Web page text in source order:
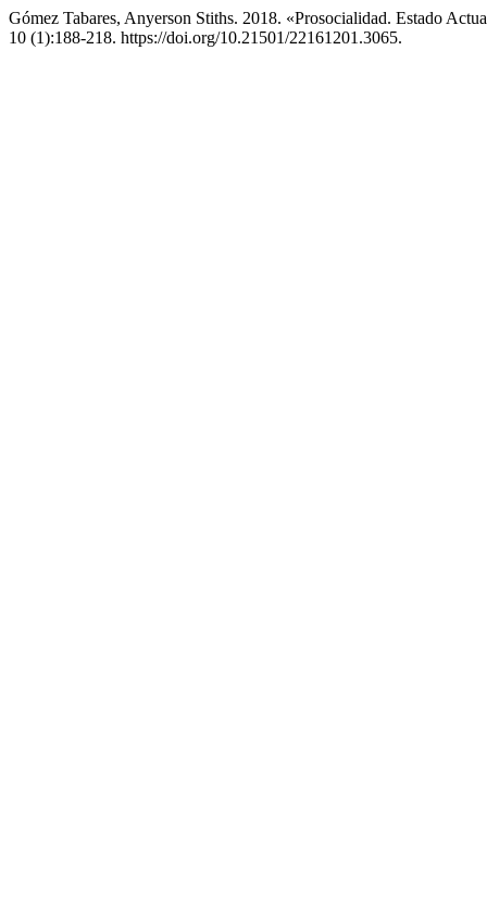
Gómez Tabares, Anyerson Stiths. 2018. «Prosocialidad. Estado
10 (1):188-218. https://doi.org/10.21501/22161201.3065.